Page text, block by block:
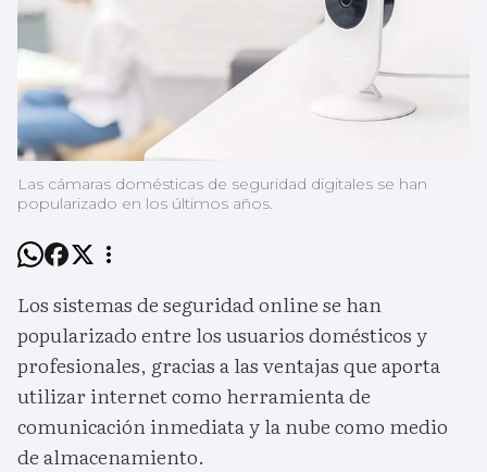
Las cámaras domésticas de seguridad digitales se han
popularizado en los últimos años.
Los sistemas de seguridad online se han
popularizado entre los usuarios domésticos y
profesionales, gracias a las ventajas que aporta
utilizar internet como herramienta de
comunicación inmediata y la nube como medio
de almacenamiento.